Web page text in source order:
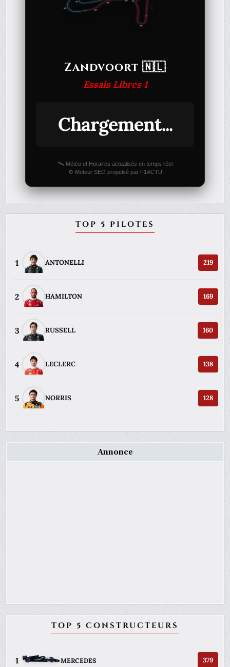
Zandvoort 🇳🇱
Essais Libres 1
Chargement...
🛰️ Météo et Horaires actualisés en temps réel
⚙️ Moteur SEO propulsé par F1ACTU
TOP 5 PILOTES
1 ANTONELLI 219
2 HAMILTON 169
3 RUSSELL 160
4 LECLERC 138
5 NORRIS 128
Annonce
TOP 5 CONSTRUCTEURS
1 MERCEDES 379